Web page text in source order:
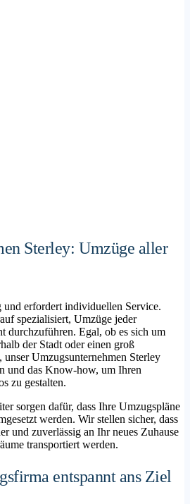
Sterley: Umzüge aller
und erfordert individuellen Service.
spezialisiert, Umzüge jeder
durchzuführen. Egal, ob es sich um
der Stadt oder einen groß
Umzugsunternehmen Sterley
und das Know-how, um Ihren
zu gestalten.
sorgen dafür, dass Ihre Umzugspläne
werden. Wir stellen sicher, dass
und zuverlässig an Ihr neues Zuhause
transportiert werden.
entspannt ans Ziel